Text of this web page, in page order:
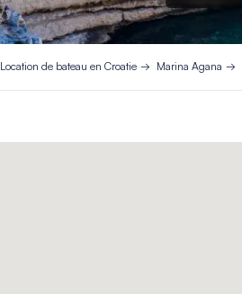
Location de bateau en Croatie Marina Agana